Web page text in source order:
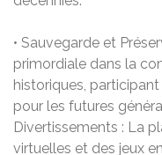
• Sauvegarde et
primordiale dans la
historiques,
pour les futures
Divertissements : La
virtuelles et des jeux